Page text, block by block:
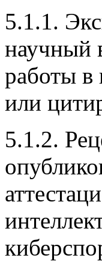
5.1.1.
научный
работы в
или
5.1.2.